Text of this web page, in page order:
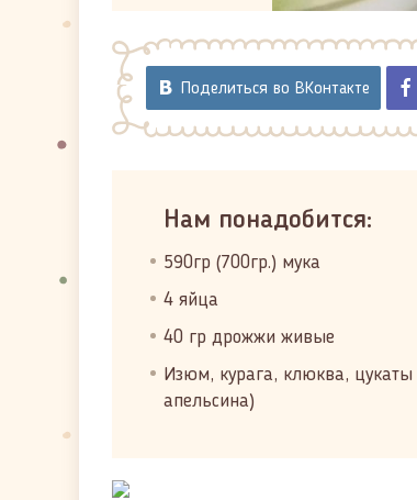
Поделиться во ВКонтакте
Нам понадобится:
590гр (700гр.) мука
4 яйца
40 гр дрожжи живые
Изюм, курага, клюква,
апельсина)